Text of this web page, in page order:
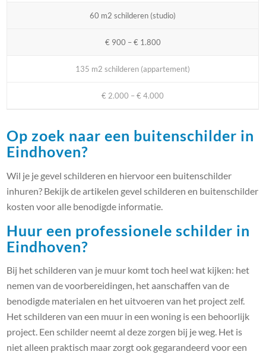
60 m2 schilderen (studio)
€ 900 – € 1.800
135 m2 schilderen (appartement)
€ 2.000 – € 4.000
Op zoek naar een buitenschilder in
Eindhoven?
Wil je je gevel schilderen en hiervoor een buitenschilder
inhuren? Bekijk de artikelen gevel schilderen en buitenschilder
kosten voor alle benodigde informatie.
Huur een professionele schilder in
Eindhoven?
Bij het schilderen van je muur komt toch heel wat kijken: het
nemen van de voorbereidingen, het aanschaffen van de
benodigde materialen en het uitvoeren van het project zelf.
Het schilderen van een muur in een woning is een behoorlijk
project. Een schilder neemt al deze zorgen bij je weg. Het is
niet alleen praktisch maar zorgt ook gegarandeerd voor een